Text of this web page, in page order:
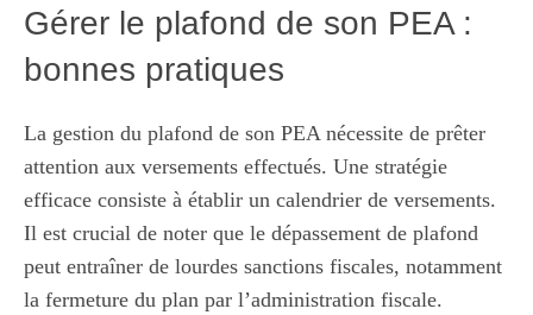
Gérer le plafond de son PEA :
bonnes pratiques
La gestion du plafond de son PEA nécessite de prêter
attention aux versements effectués. Une stratégie
efficace consiste à établir un calendrier de versements.
Il est crucial de noter que le dépassement de plafond
peut entraîner de lourdes sanctions fiscales, notamment
la fermeture du plan par l’administration fiscale.